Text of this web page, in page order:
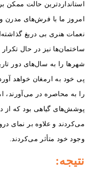
استانداردترین حالت ممکن
امروز ما با فرش‌های مدرن
نعمات هنری بی دریغ
ساختمان‌ها نیز در حال
شهرها را به سال‌های دور
پی خود به ارمغان خواهد
را به محاصره در می‌آورند،
پوشش‌های گیاهی بود که از
می‌کردند و علاوه بر نمای
وجود خود متأثر می‌کردند.
نتیجه: